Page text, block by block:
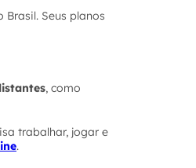
Seus planos
, como
trabalhar, jogar e
.